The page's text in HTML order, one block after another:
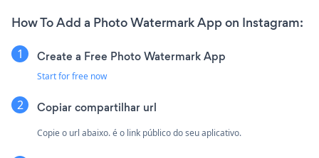
How To Add a Photo Watermark App on Instagram:
Create a Free Photo Watermark App
Start for free now
Copiar compartilhar url
Copie o url abaixo. é o link público do seu aplicativo.